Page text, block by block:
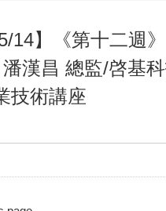
14】《第十二週》
漢昌 總監/啓基
技術講座